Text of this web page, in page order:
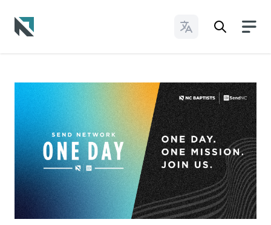
Cambiar idioma